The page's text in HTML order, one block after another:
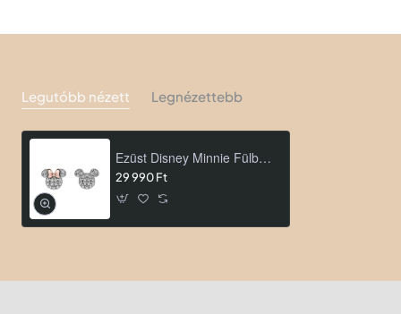
Legutóbb nézett Legnézettebb
Ezüst Disney Minnie Fülbevaló ES00015TZWL.CS
29 990 Ft